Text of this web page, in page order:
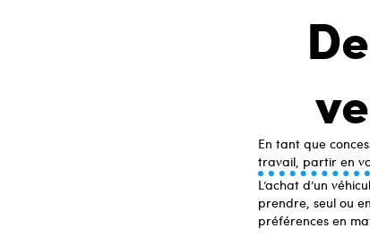
En tant que
travail, partir en
L’achat d’un
prendre, seul ou
préférences en